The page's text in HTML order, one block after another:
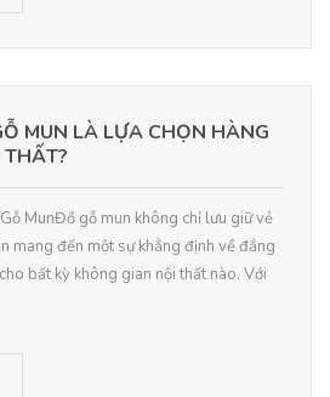
MUN LÀ LỰA CHỌN HÀNG
MunĐồ gỗ mun không chỉ lưu giữ vẻ
mang đến một sự khẳng định về đẳng
bất kỳ không gian nội thất nào. Với